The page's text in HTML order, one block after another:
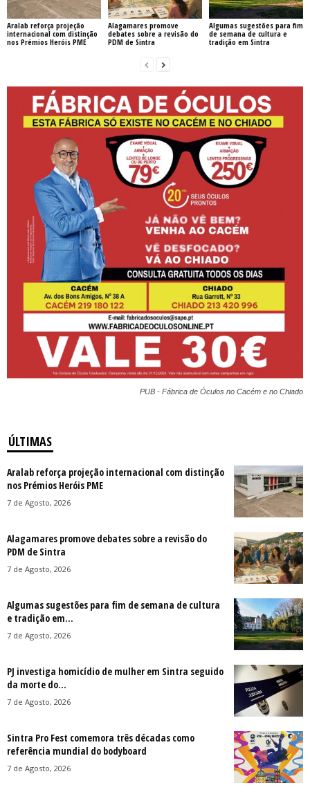
Aralab reforça projeção
internacional com distinção
nos Prémios Heróis PME
Alagamares promove
debates sobre a revisão do
PDM de Sintra
Algumas sugestões para fim
de semana de cultura e
tradição em Sintra
PUB - Fábrica de Óculos no Cacém e no Chiado
ÚLTIMAS
Aralab reforça projeção internacional com distinção
nos Prémios Heróis PME
7 de Agosto, 2026
Alagamares promove debates sobre a revisão do
PDM de Sintra
7 de Agosto, 2026
Algumas sugestões para fim de semana de cultura
e tradição em...
7 de Agosto, 2026
PJ investiga homicídio de mulher em Sintra seguido
da morte do...
7 de Agosto, 2026
Sintra Pro Fest comemora três décadas como
referência mundial do bodyboard
7 de Agosto, 2026